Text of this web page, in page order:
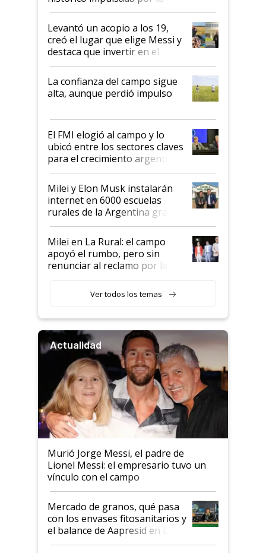
cosecha y las exportaciones
Levantó un acopio a los 19,
creó el lugar que elige Messi y
destaca que invertir en el
kirchnerismo era como "darle
plata a un hijo para droga":
Juan Félix Rossetti, el libertario
que de una dura crisis salió
de Milei
La confianza del campo sigue
alta, aunque perdió impulso
El FMI elogió al campo y lo
ubicó entre los sectores claves
para el crecimiento argentino
Milei y Elon Musk instalarán
internet en 6000 escuelas
rurales de la Argentina gracias
a un acuerdo con Starlink
Milei en La Rural: el campo
apoyó el rumbo, pero sin
renunciar al reclamo por las
Ver todos los temas
Actualidad
Murió Jorge Messi, el padre de
Lionel Messi: el empresario tuvo un
vínculo con el campo
Mercado de granos, qué pasa
con los envases fitosanitarios y
el balance de Aapresid en La
Posta